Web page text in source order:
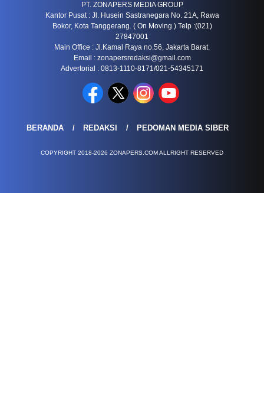
PT. ZONAPERS MEDIA GROUP
Kantor Pusat : Jl. Husein Sastranegara No. 21A, Rawa
Bokor, Kota Tanggerang. ( On Moving ) Telp :(021)
27847001
Main Office : Jl.Kamal Raya no.56, Jakarta Barat.
Email : zonapersredaksi@gmail.com
Advertorial : 0813-1110-8171/021-54345171
BERANDA REDAKSI PEDOMAN MEDIA SIBER
COPYRIGHT 2018-2026 ZONAPERS.COM ALLRIGHT RESERVED